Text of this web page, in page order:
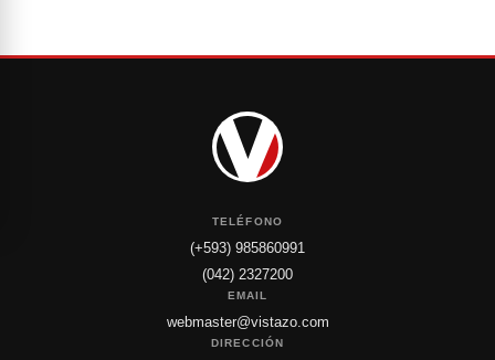
TELÉFONO
(+593) 985860991
(042) 2327200
EMAIL
webmaster@vistazo.com
DIRECCIÓN